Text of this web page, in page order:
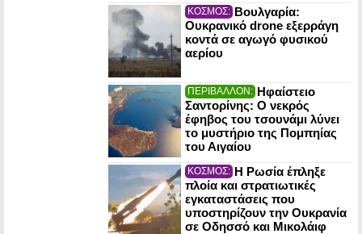
ΚΟΣΜΟΣ: Βουλγαρία:
Ουκρανικό drone εξερράγη
κοντά σε αγωγό φυσικού
αερίου
ΠΕΡΙΒΑΛΛΟΝ: Ηφαίστειο
Σαντορίνης: Ο νεκρός
έφηβος του τσουνάμι λύνει
το μυστήριο της Πομπηίας
του Αιγαίου
ΚΟΣΜΟΣ: Η Ρωσία έπληξε
πλοία και στρατιωτικές
εγκαταστάσεις που
υποστηρίζουν την Ουκρανία
σε Οδησσό και Μικολάιφ